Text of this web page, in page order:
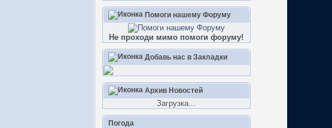
Помоги нашему Форуму
Не проходи мимо помоги форуму!
Добавь нас в Закладки
Архив Новостей
Загрузка...
Погода